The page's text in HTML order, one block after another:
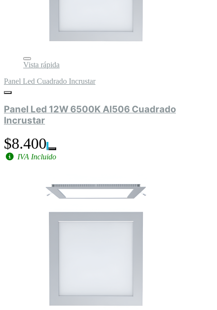
Vista rápida
Panel Led Cuadrado Incrustar
Panel Led 12W 6500K Al506 Cuadrado
Incrustar
$8.400
IVA Incluido